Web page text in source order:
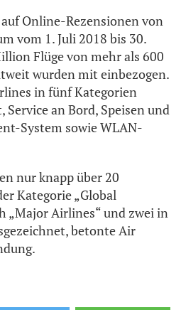
Online-Rezensionen von
vom 1. Juli 2018 bis 30.
Flüge von mehr als 600
wurden mit einbezogen.
in fünf Kategorien
an Bord, Speisen und
System sowie WLAN-
nur knapp über 20
Kategorie „Global
„Major Airlines“ und zwei in
betonte Air